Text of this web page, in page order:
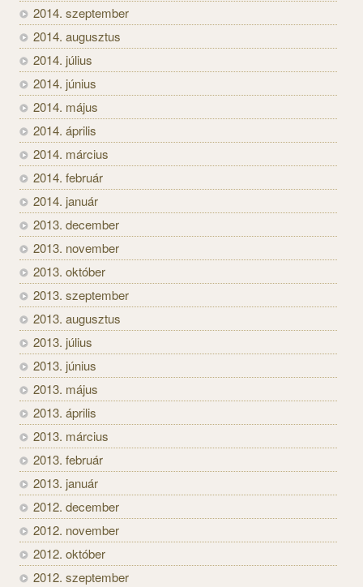
2014. szeptember
2014. augusztus
2014. július
2014. június
2014. május
2014. április
2014. március
2014. február
2014. január
2013. december
2013. november
2013. október
2013. szeptember
2013. augusztus
2013. július
2013. június
2013. május
2013. április
2013. március
2013. február
2013. január
2012. december
2012. november
2012. október
2012. szeptember